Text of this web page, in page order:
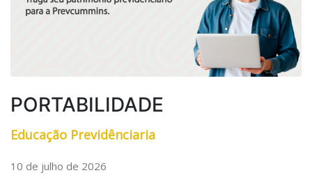
PORTABILIDADE
Educação Previdênciaria
10 de julho de 2026